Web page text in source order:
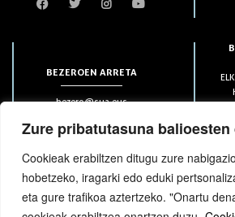
Zure pribatutasuna balioesten
Cookieak erabiltzen ditugu zure
hobetzeko, iragarki edo eduki
eta gure trafikoa aztertzeko. "Onartu
BEZEROEN ARRETA
bezero@sua.eus
HARPIDETZAK